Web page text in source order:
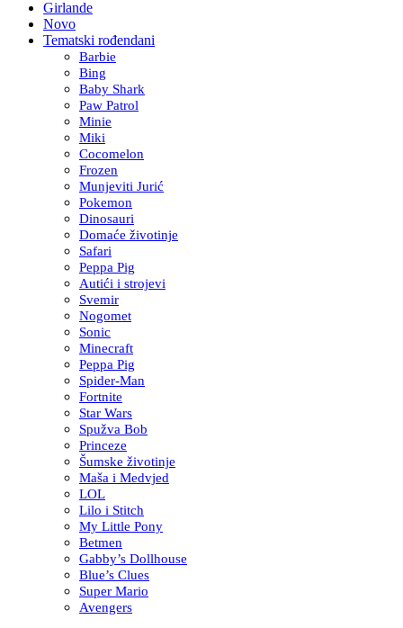
Girlande
Novo
Tematski rođendani
Barbie
Bing
Baby Shark
Paw Patrol
Minie
Miki
Cocomelon
Frozen
Munjeviti Jurić
Pokemon
Dinosauri
Domaće životinje
Safari
Peppa Pig
Autići i strojevi
Svemir
Nogomet
Sonic
Minecraft
Peppa Pig
Spider-Man
Fortnite
Star Wars
Spužva Bob
Princeze
Šumske životinje
Maša i Medvjed
LOL
Lilo i Stitch
My Little Pony
Betmen
Gabby’s Dollhouse
Blue’s Clues
Super Mario
Avengers